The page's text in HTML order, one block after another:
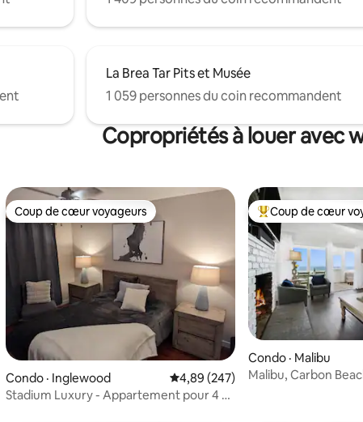
La Brea Tar Pits et Musée
1 059 personnes du coin recommandent
Copropriétés à louer avec
de 4,95 sur 5, 121 commentaires
Coup de cœur voyageurs
Coup de cœur voyageurs
Condo · Inglewood Note moyenne de 4,89 sur 5, 247
4,89 (247)
Stadium Luxury - Appartement pour 4 à
Coup de cœur
Coup de cœur
Condo · Malibu
Malibu, Carbon